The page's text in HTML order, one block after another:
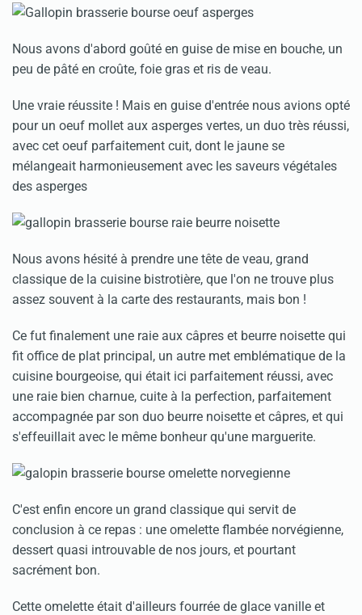
Nous avons d'abord goûté en guise de mise en bouche, un
peu de pâté en croûte, foie gras et ris de veau.
Une vraie réussite ! Mais en guise d'entrée nous avions opté
pour un oeuf mollet aux asperges vertes, un duo très réussi,
avec cet oeuf parfaitement cuit, dont le jaune se
mélangeait harmonieusement avec les saveurs végétales
des asperges
Nous avons hésité à prendre une tête de veau, grand
classique de la cuisine bistrotière, que l'on ne trouve plus
assez souvent à la carte des restaurants, mais bon !
Ce fut finalement une raie aux câpres et beurre noisette qui
fit office de plat principal, un autre met emblématique de la
cuisine bourgeoise, qui était ici parfaitement réussi, avec
une raie bien charnue, cuite à la perfection, parfaitement
accompagnée par son duo beurre noisette et câpres, et qui
s'effeuillait avec le même bonheur qu'une marguerite.
C'est enfin encore un grand classique qui servit de
conclusion à ce repas : une omelette flambée norvégienne,
dessert quasi introuvable de nos jours, et pourtant
sacrément bon.
Cette omelette était d'ailleurs fourrée de glace vanille et